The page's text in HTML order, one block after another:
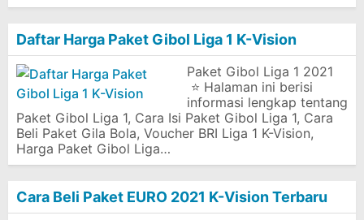
Daftar Harga Paket Gibol Liga 1 K-Vision
Paket Gibol Liga 1 2021
⭐ Halaman ini berisi
informasi lengkap tentang
Paket Gibol Liga 1, Cara Isi Paket Gibol Liga 1, Cara
Beli Paket Gila Bola, Voucher BRI Liga 1 K-Vision,
Harga Paket Gibol Liga…
Cara Beli Paket EURO 2021 K-Vision Terbaru